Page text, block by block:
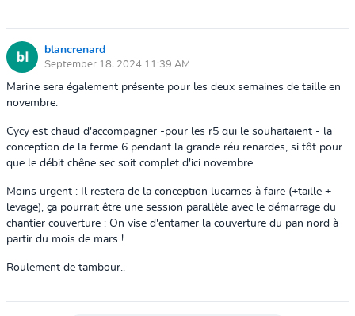
blancrenard
September 18, 2024 11:39 AM
Marine sera également présente pour les deux semaines de taille en
novembre.
Cycy est chaud d'accompagner -pour les r5 qui le souhaitaient - la
conception de la ferme 6 pendant la grande réu renardes, si tôt pour
que le débit chêne sec soit complet d'ici novembre.
Moins urgent : Il restera de la conception lucarnes à faire (+taille +
levage), ça pourrait être une session parallèle avec le démarrage du
chantier couverture : On vise d'entamer la couverture du pan nord à
partir du mois de mars !
Roulement de tambour..